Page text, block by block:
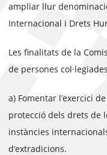
ampliar llur
Internacional i Drets
Les finalitats de la
de persones
a) Fomentar l’exercici
protecció dels drets de
instàncies
d’extradicions.